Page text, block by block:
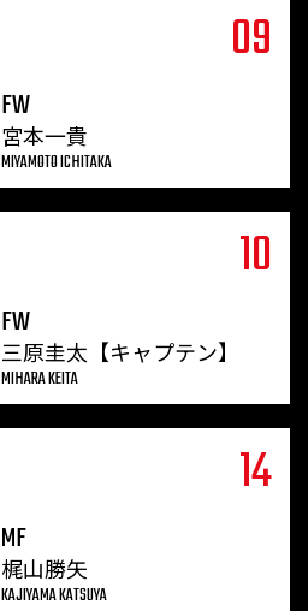
09
FW
宮本一貴
MIYAMOTO ICHITAKA
10
FW
三原圭太【キャプテン】
MIHARA KEITA
14
MF
梶山勝矢
KAJIYAMA KATSUYA